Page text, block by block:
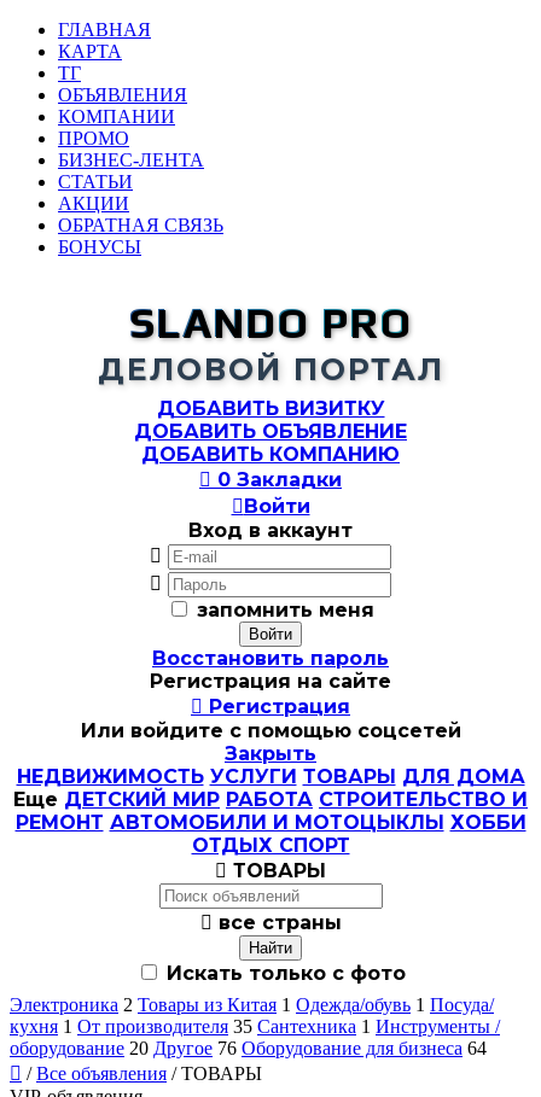
ГЛАВНАЯ
КАРТА
ТГ
ОБЪЯВЛЕНИЯ
КОМПАНИИ
ПРОМО
БИЗНЕС-ЛЕНТА
СТАТЬИ
АКЦИИ
ОБРАТНАЯ СВЯЗЬ
БОНУСЫ
SLANDO PRO
ДЕЛОВОЙ ПОРТАЛ
ДОБАВИТЬ ВИЗИТКУ
ДОБАВИТЬ ОБЪЯВЛЕНИЕ
ДОБАВИТЬ КОМПАНИЮ
 0 Закладки
Войти
Вход в аккаунт


запомнить меня
Восстановить пароль
Регистрация на сайте
 Регистрация
Или войдите с помощью соцсетей
Закрыть
НЕДВИЖИМОСТЬ УСЛУГИ ТОВАРЫ ДЛЯ ДОМА
Еще ДЕТСКИЙ МИР РАБОТА СТРОИТЕЛЬСТВО И
РЕМОНТ АВТОМОБИЛИ И МОТОЦЫКЛЫ ХОББИ
ОТДЫХ СПОРТ
 ТОВАРЫ
 все страны
Искать только с фото
Электроника 2 Товары из Китая 1 Одежда/обувь 1 Посуда/
кухня 1 От производителя 35 Сантехника 1 Инструменты /
оборудование 20 Другое 76 Оборудование для бизнеса 64
 /Все объявления / ТОВАРЫ